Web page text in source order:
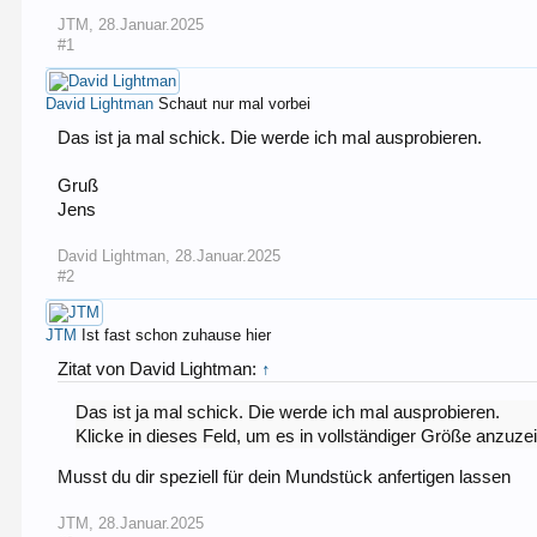
JTM , 28.Januar.2025
#1
David Lightman Schaut nur mal vorbei
Das ist ja mal schick. Die werde ich mal ausprobieren.
Gruß
Jens
David Lightman, 28.Januar.2025
#2
JTM Ist fast schon zuhause hier
Zitat von David Lightman: ↑
Das ist ja mal schick. Die werde ich mal ausprobieren.
Klicke in dieses Feld, um es in vollständiger Größe
Musst du dir speziell für dein Mundstück anfertigen lassen
JTM , 28.Januar.2025